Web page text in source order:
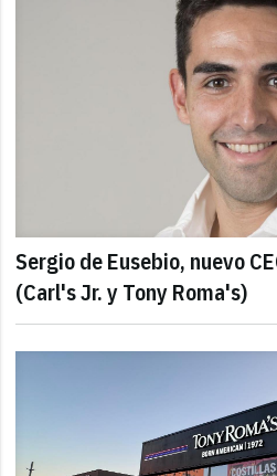
Sergio de Eusebio, nuevo
(Carl's Jr. y Tony Roma's)